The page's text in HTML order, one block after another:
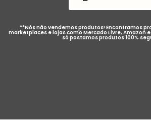
**Nós não vendemos produtos! Encontramos
marketplaces e lojas como Mercado Livre, Amazon
só postamos produtos 100%